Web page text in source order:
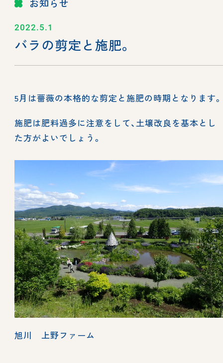
お知らせ
2022.5.1
バラの剪定と施肥。
5月は薔薇の本格的な剪定と施肥の時期となります。
施肥は肥料過多に注意をして、土壌改良を基本とし
た方がよいでしょう。
旭川 上野ファーム